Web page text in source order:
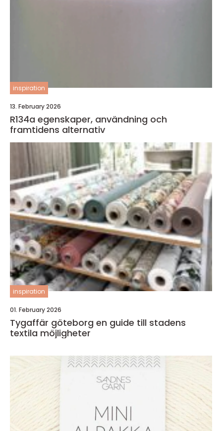
inspiration
13. February 2026
R134a egenskaper, användning och
framtidens alternativ
inspiration
01. February 2026
Tygaffär göteborg en guide till stadens
textila möjligheter